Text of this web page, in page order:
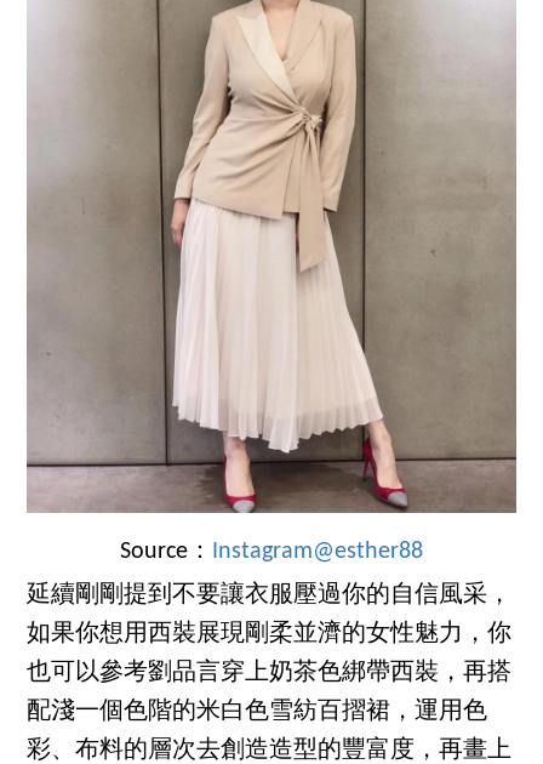
Source：
Instagram@esther88
延續剛剛提到不要讓衣服壓過你的自信風采，
如果你想用西裝展現剛柔並濟的女性魅力，你
也可以參考劉品言穿上奶茶色綁帶西裝，再搭
配淺一個色階的米白色雪紡百摺裙，運用色
彩、布料的層次去創造造型的豐富度，再畫上